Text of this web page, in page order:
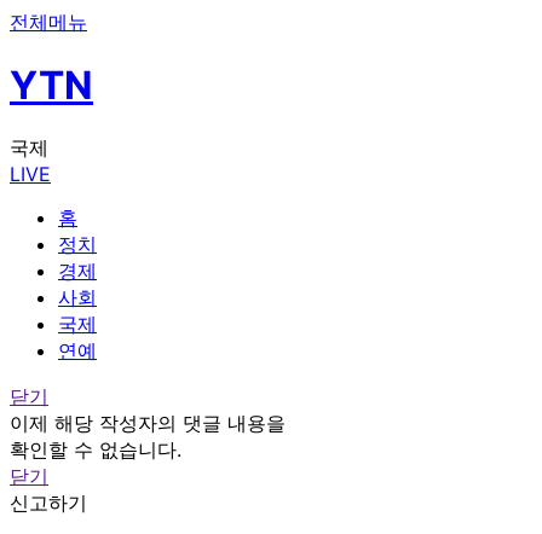
전체메뉴
YTN
국제
LIVE
홈
정치
경제
사회
국제
연예
닫기
이제 해당 작성자의 댓글 내용을
확인할 수 없습니다.
닫기
신고하기